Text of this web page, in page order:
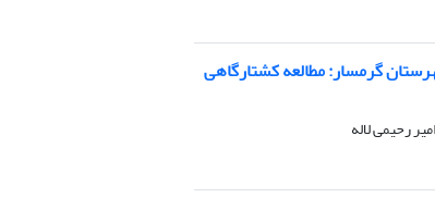
گرمسار: مطالعه کشتارگاهی
رحیمی لاله